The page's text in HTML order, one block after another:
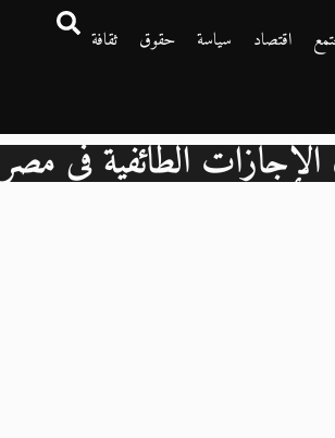
اقتصاد سياسة حقوق
ثقافة
الطائفية في مصر